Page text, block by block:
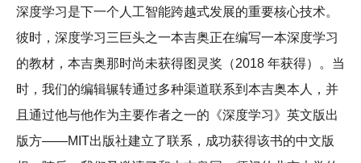
深度学习是下一个人工智能跨越式发展的重要核心技术。
彼时，深度学习三巨头之一本吉奥正在编写一本深度学习
的教材，本吉奥那时尚未获得图灵奖（2018 年获得）。当
时，我们的编辑辗转通过多种渠道联系到本吉奥本人，并
且通过他与他作为主要作者之一的《深度学习》英文版出
版方——MIT出版社建立了联系，成功获得该书的中文版